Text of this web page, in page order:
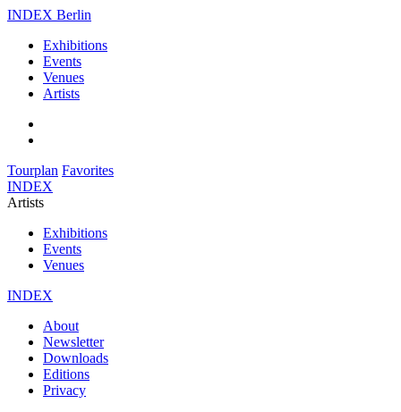
INDEX Berlin
Exhibitions
Events
Venues
Artists
Tourplan Favorites
INDEX
Artists
Exhibitions
Events
Venues
INDEX
About
Newsletter
Downloads
Editions
Privacy